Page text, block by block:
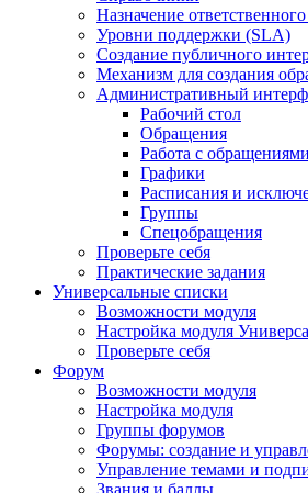
Назначение
Уровни поддержки (SLA)
Создание публичного
Механизм для создания
Административный
Рабочий стол
Обращения
Работа с обращениями
Графики
Расписания и
Группы
Спецобращения
Проверьте себя
Практические задания
Универсальные списки
Возможности модуля
Настройка модуля
Проверьте себя
Форум
Возможности модуля
Настройка модуля
Группы форумов
Форумы: создание и
Управление темами и
Звания и баллы